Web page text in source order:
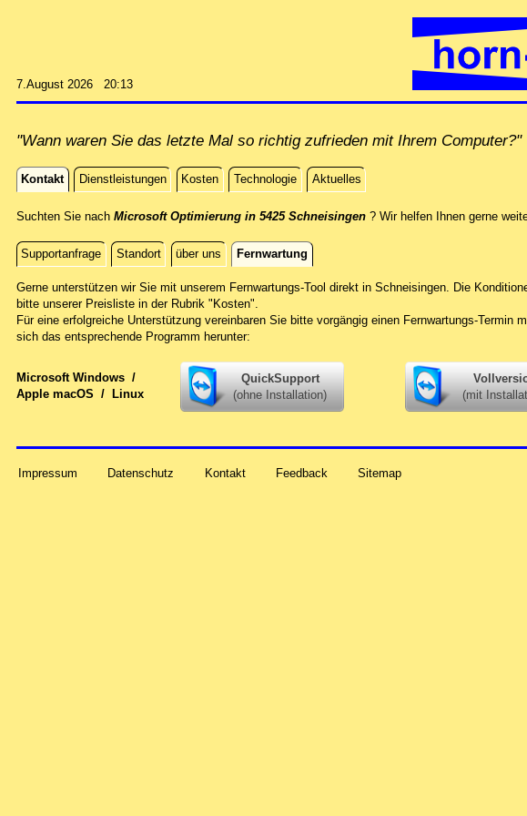
7.August 2026 20:13
"Wann waren Sie das letzte Mal so richtig zufrieden mit Ihrem Computer?"
Kontakt Dienstleistungen Kosten Technologie Aktuelles
Kontakt
Suchten Sie nach Microsoft Optimierung in 5425 Schneisingen? Wir helfen Ihnen gerne
Supportanfrage Standort über uns Fernwartung
Fernwartung
Gerne unterstützen wir Sie mit unserem Fernwartungs-Tool direkt in Schneisingen. Die
bitte unserer Preisliste in der Rubrik "Kosten".
Für eine erfolgreiche Unterstützung vereinbaren Sie bitte vorgängig einen Fernwartungs-Termin
sich das entsprechende Programm herunter:
Microsoft Windows /
Apple macOS /Linux
QuickSupport
(ohne Installation)
(mit
Impressum Datenschutz Kontakt Feedback Sitemap